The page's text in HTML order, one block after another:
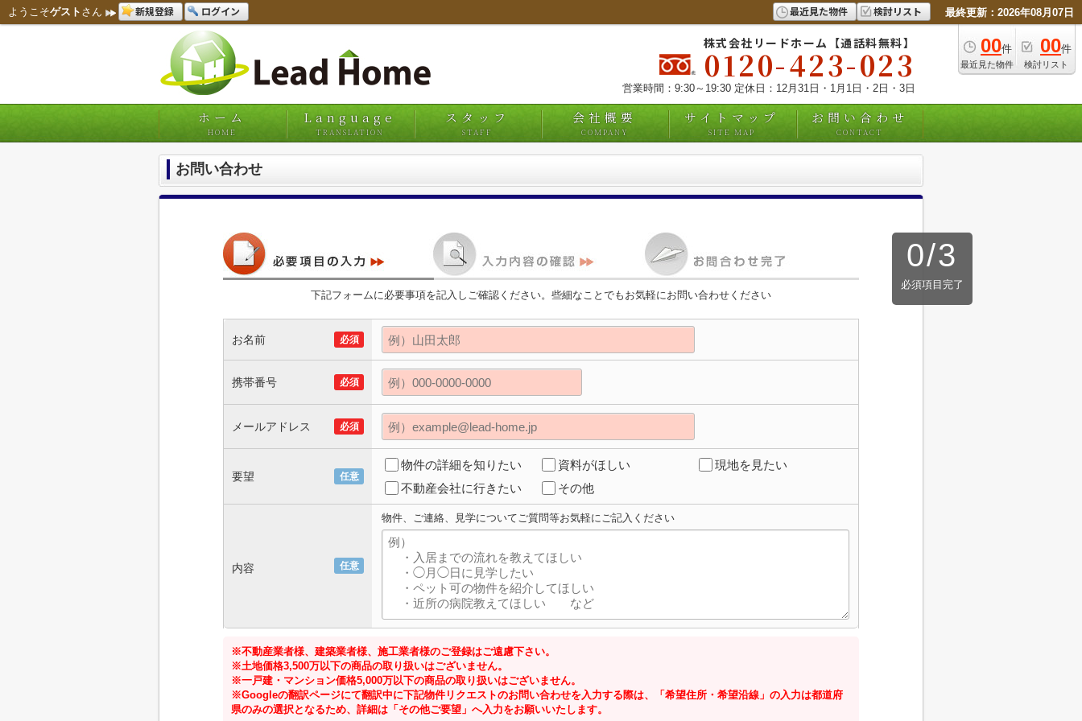
ようこそゲスト さん 新規登録 ログイン 最近見た物件 検討リスト 最終更新：2026年08月07日
00件
最近見た物件
00件
検討リスト
株式会社リードホーム【通話料無料】
0120-423-023
営業時間：9:30～19:30 定休日：12月31日・1月1日・2日・3日
ホーム
HOME
Language
TRANSLATION
スタッフ
STAFF
会社概要
COMPANY
サイトマップ
SITE MAP
お問い合わせ
CONTACT
お問い合わせ
0/3
必須項目完了
下記フォームに必要事項を記入しご確認ください。些細なことでもお気軽にお問い合わせください
お名前 必須
携帯番号 必須
メールアドレス 必須
要望 任意
物件の詳細を知りたい 資料がほしい
現地を見たい
不動産会社に行きたい
その他
内容 任意
物件、ご連絡、見学についてご質問等お気軽にご記入ください
※不動産業者様、建築業者様、施工業者様のご登録はご遠慮下さい。
※土地価格3,500万以下の商品の取り扱いはございません。
※一戸建・マンション価格5,000万以下の商品の取り扱いはございません。
※Googleの翻訳ページにて翻訳中に下記物件リクエストのお問い合わせを入力する際は、「希望住所・希望沿線」の入力は都道府
県のみの選択となるため、詳細は「その他ご要望」へ入力をお願いいたします。